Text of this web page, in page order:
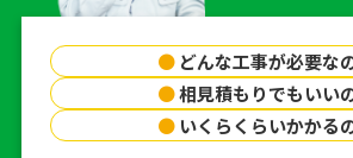
● どんな工事が必要な
●相見積もりでもいい
● いくらくらいかかる